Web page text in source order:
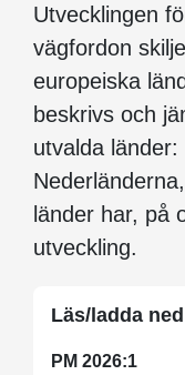
Utvecklingen
vägfordon
europeiska
beskrivs och
utvalda
länder har, på
utveckling.
Läs/ladda
PM 2026:1